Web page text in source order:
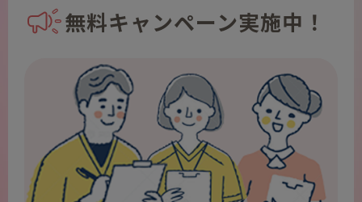
無料キャンペーン実施中！